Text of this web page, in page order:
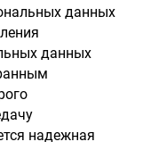
данных
данных
надежная